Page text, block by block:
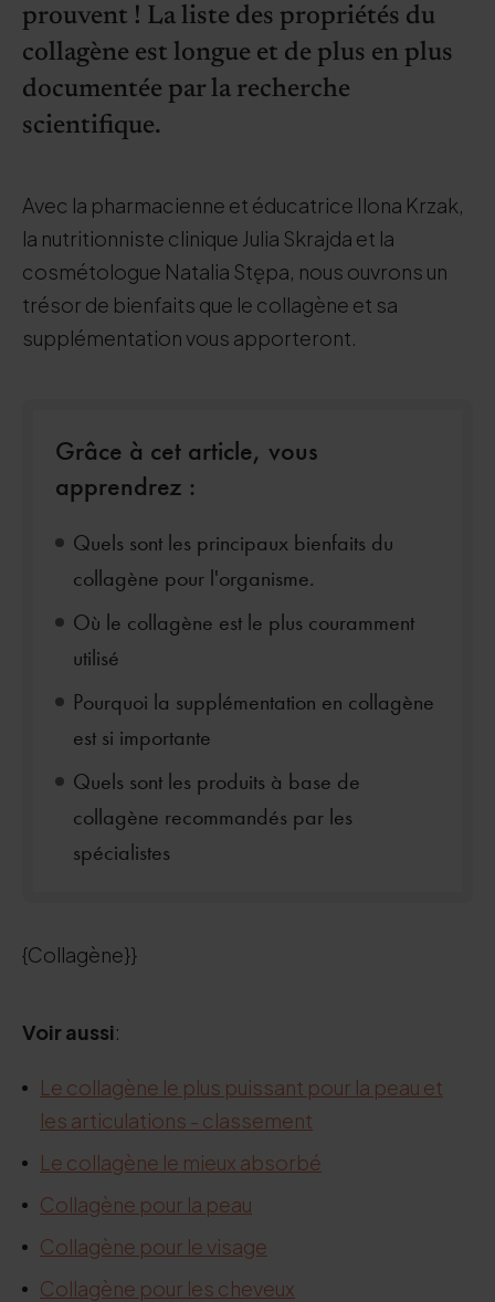
prouvent ! La liste des propriétés du
collagène est longue et de plus en plus
documentée par la recherche
scientifique.
Avec la pharmacienne et éducatrice Ilona Krzak,
la nutritionniste clinique Julia Skrajda et la
cosmétologue Natalia Stępa, nous ouvrons un
trésor de bienfaits que le collagène et sa
supplémentation vous apporteront.
Grâce à cet article, vous
apprendrez :
Quels sont les principaux bienfaits du
collagène pour l'organisme.
Où le collagène est le plus couramment
utilisé
Pourquoi la supplémentation en collagène
est si importante
Quels sont les produits à base de
collagène recommandés par les
spécialistes
{Collagène}}
Voir aussi:
Le collagène le plus puissant pour la peau et
les articulations - classement
Le collagène le mieux absorbé
Collagène pour la peau
Collagène pour le visage
Collagène pour les cheveux